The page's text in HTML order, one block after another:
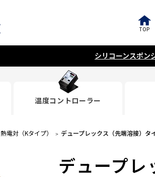
TOP
シリコーンスポン
温度コントローラー
熱電対（Kタイプ） デュープレックス（先端溶接）タ
デュープレ